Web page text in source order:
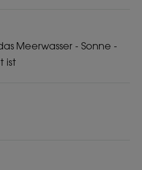
Meerwasser - Sonne -
ist